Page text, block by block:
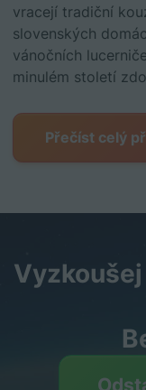
vracejí tradiční
slovenských
vánočních
minulém století
Přečíst celý